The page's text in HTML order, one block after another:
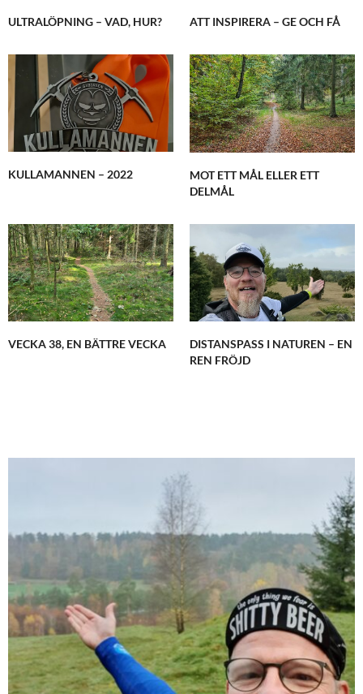
ULTRALÖPNING – VAD, HUR? ATT INSPIRERA – GE OCH FÅ
KULLAMANNEN – 2022
MOT ETT MÅL ELLER ETT
DELMÅL
VECKA 38, EN BÄTTRE VECKA
DISTANSPASS I NATUREN – EN
REN FRÖJD